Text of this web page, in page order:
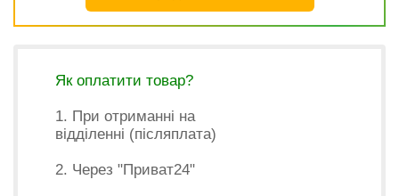
Як оплатити товар?
1. При отриманні на
відділенні (післяплата)
2. Через "Приват24"